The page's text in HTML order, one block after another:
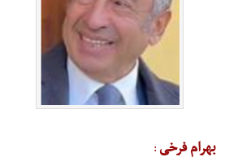
بهرام فرخی :